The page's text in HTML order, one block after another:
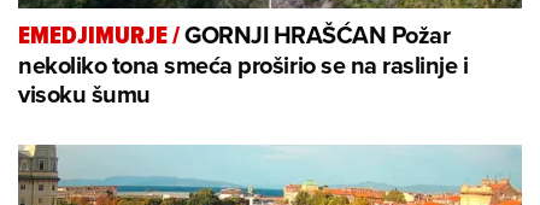
EMEDJIMURJE/GORNJI HRAŠĆAN Požar
nekoliko tona smeća proširio se na raslinje i
visoku šumu